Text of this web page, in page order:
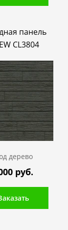
панель
CL3804
дерево
руб.